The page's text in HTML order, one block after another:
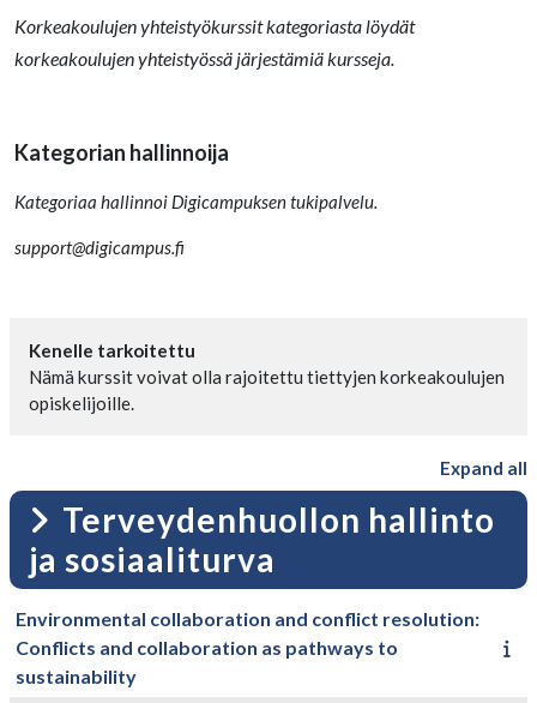
Korkeakoulujen yhteistyökurssit kategoriasta löydät
korkeakoulujen yhteistyössä järjestämiä kursseja.
Kategorian hallinnoija
Kategoriaa hallinnoi Digicampuksen tukipalvelu.
support@digicampus.fi
Kenelle tarkoitettu
Nämä kurssit voivat olla rajoitettu tiettyjen korkeakoulujen
opiskelijoille.
Expand all
Terveydenhuollon hallinto
ja sosiaaliturva
Environmental collaboration and conflict resolution:
Conflicts and collaboration as pathways to
sustainability